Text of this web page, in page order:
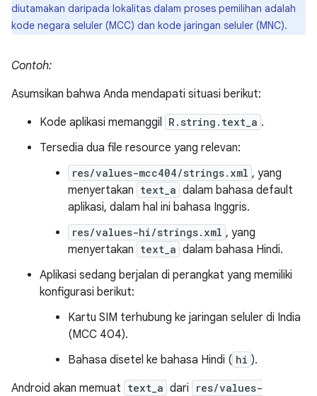
diutamakan daripada lokalitas dalam proses pemilihan adalah
kode negara seluler (MCC) dan kode jaringan seluler (MNC).
Contoh:
Asumsikan bahwa Anda mendapati situasi berikut:
Kode aplikasi memanggil R.string.text_a .
Tersedia dua file resource yang relevan:
res/values-mcc404/strings.xml , yang
menyertakan text_a dalam bahasa default
aplikasi, dalam hal ini bahasa Inggris.
res/values-hi/strings.xml , yang
menyertakan text_a dalam bahasa Hindi.
Aplikasi sedang berjalan di perangkat yang memiliki
konfigurasi berikut:
Kartu SIM terhubung ke jaringan seluler di India
(MCC 404).
Bahasa disetel ke bahasa Hindi ( hi ).
Android akan memuat text_a dari
res/values-